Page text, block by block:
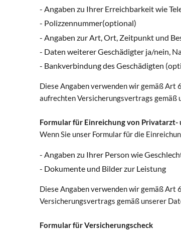
- Angaben zu Ihrer Erreichbarkeit wie
- Polizzennummer(optional)
- Angaben zur Art, Ort, Zeitpunkt und
- Daten weiterer Geschädigter ja/nein,
- Bankverbindung des Geschädigten
Diese Angaben verwenden wir gemäß Art
aufrechten Versicherungsvertrags
Formular für Einreichung von
Wenn Sie unser Formular für die
- Angaben zu Ihrer Person wie
- Dokumente und Bilder zur Leistung
Diese Angaben verwenden wir gemäß Art
Versicherungsvertrags gemäß unserer
Formular für Versicherungscheck